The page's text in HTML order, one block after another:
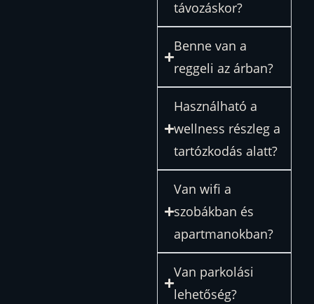
távozáskor?
Benne van a
reggeli az árban?
Használható a
wellness részleg a
tartózkodás alatt?
Van wifi a
szobákban és
apartmanokban?
Van parkolási
lehetőség?